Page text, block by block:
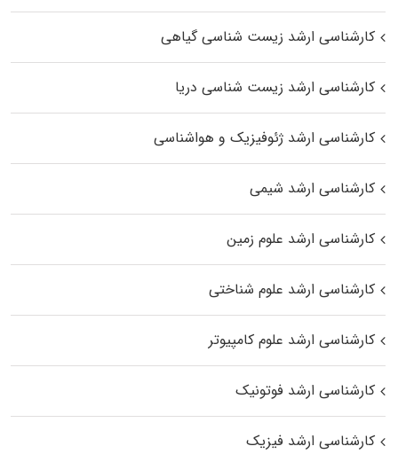
کارشناسی ارشد زیست‌ شناسی گیاهی
کارشناسی ارشد زیست‌ شناسی دریا
کارشناسی ارشد ژئوفیزیک و هواشناسی
کارشناسی ارشد شیمی
کارشناسی ارشد علوم زمین
کارشناسی ارشد علوم شناختی
کارشناسی ارشد علوم کامپیوتر
کارشناسی ارشد فوتونیک
کارشناسی ارشد فیزیک